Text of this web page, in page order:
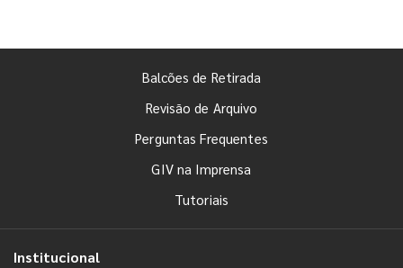
Balcões de Retirada
Revisão de Arquivo
Perguntas Frequentes
GIV na Imprensa
Tutoriais
Institucional